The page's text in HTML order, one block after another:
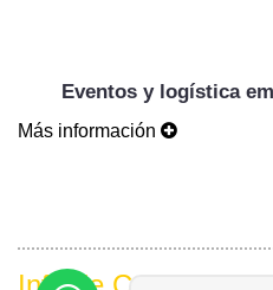
Eventos y logística
Más información